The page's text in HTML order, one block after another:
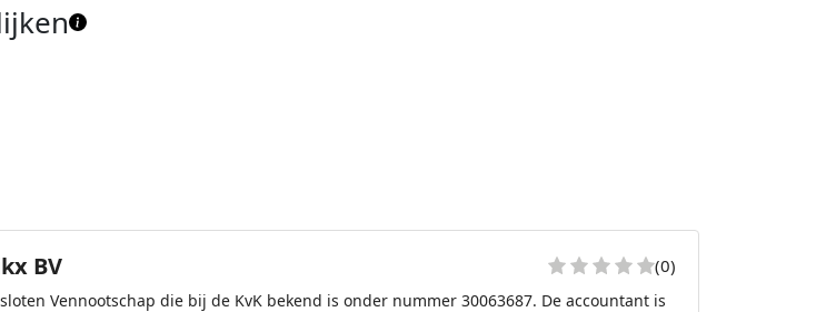
BV (0)
Vennootschap die bij de KvK bekend is onder nummer 30063687. De accountant is